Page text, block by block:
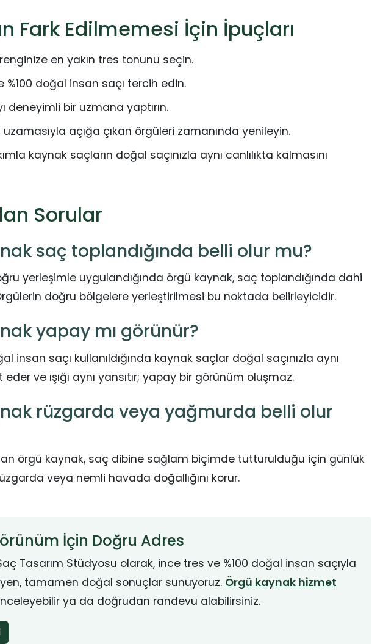
Fark Edilmemesi İçin İpuçları
en yakın tres tonunu seçin.
%100 doğal insan saçı tercih edin.
deneyimli bir uzmana yaptırın.
açığa çıkan örgüleri zamanında yenileyin.
kaynak saçların doğal saçınızla aynı canlılıkta kalmasını
Sorular
saç toplandığında belli olur mu?
yerleşimle uygulandığında örgü kaynak, saç toplandığında dahi
doğru bölgelere yerleştirilmesi bu noktada belirleyicidir.
yapay mı görünür?
insan saçı kullanıldığında kaynak saçlar doğal saçınızla aynı
ve ışığı aynı yansıtır; yapay bir görünüm oluşmaz.
rüzgarda veya yağmurda belli olur
örgü kaynak, saç dibine sağlam biçimde tutturulduğu için günlük
veya nemli havada doğallığını korur.
İçin Doğru Adres
Tasarım Stüdyosu olarak, ince tres ve %100 doğal insan saçıyla
tamamen doğal sonuçlar sunuyoruz. Örgü kaynak hizmet
ya da doğrudan randevu alabilirsiniz.